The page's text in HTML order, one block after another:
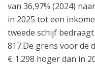
van 36,97% (2024)
in 2025 tot een
tweede schijf
817.De grens voor de
€ 1.298 hoger dan in